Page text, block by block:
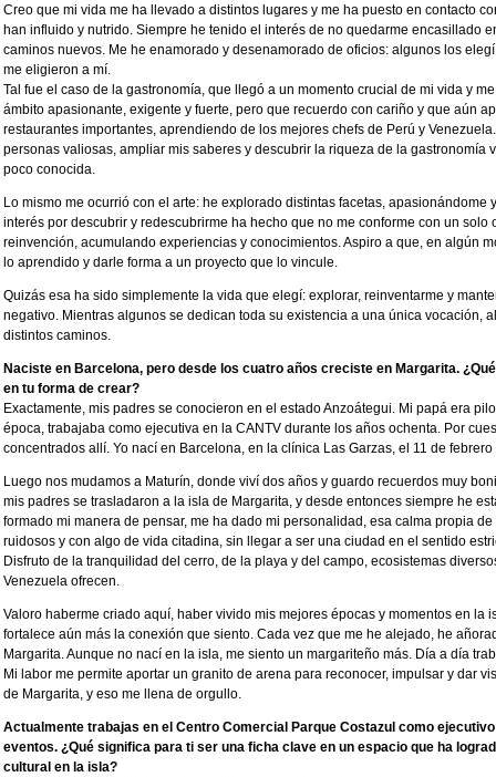
Creo que mi vida me ha llevado a distintos lugares y me ha puesto en contacto
han influido y nutrido. Siempre he tenido el interés de no quedarme encasillado
caminos nuevos. Me he enamorado y desenamorado de oficios: algunos los
me eligieron a mí.
Tal fue el caso de la gastronomía, que llegó a un momento crucial de mi vida y
ámbito apasionante, exigente y fuerte, pero que recuerdo con cariño y que aún
restaurantes importantes, aprendiendo de los mejores chefs de Perú y
personas valiosas, ampliar mis saberes y descubrir la riqueza de la gastronomía
poco conocida.
Lo mismo me ocurrió con el arte: he explorado distintas facetas,
interés por descubrir y redescubrirme ha hecho que no me conforme con un solo
reinvención, acumulando experiencias y conocimientos. Aspiro a que, en algún
lo aprendido y darle forma a un proyecto que lo vincule.
Quizás esa ha sido simplemente la vida que elegí: explorar, reinventarme y
negativo. Mientras algunos se dedican toda su existencia a una única vocación,
distintos caminos.
Naciste en Barcelona, pero desde los cuatro años creciste en Margarita.
en tu forma de crear?
Exactamente, mis padres se conocieron en el estado Anzoátegui. Mi papá era
época, trabajaba como ejecutiva en la CANTV durante los años ochenta. Por
concentrados allí. Yo nací en Barcelona, en la clínica Las Garzas, el 11 de
Luego nos mudamos a Maturín, donde viví dos años y guardo recuerdos muy
mis padres se trasladaron a la isla de Margarita, y desde entonces siempre he
formado mi manera de pensar, me ha dado mi personalidad, esa calma propia
ruidosos y con algo de vida citadina, sin llegar a ser una ciudad en el sentido
Disfruto de la tranquilidad del cerro, de la playa y del campo, ecosistemas
Venezuela ofrecen.
Valoro haberme criado aquí, haber vivido mis mejores épocas y momentos en la
fortalece aún más la conexión que siento. Cada vez que me he alejado, he
Margarita. Aunque no nací en la isla, me siento un margariteño más. Día a día
Mi labor me permite aportar un granito de arena para reconocer, impulsar y dar
de Margarita, y eso me llena de orgullo.
Actualmente trabajas en el Centro Comercial Parque Costazul como
eventos. ¿Qué significa para ti ser una ficha clave en un espacio que ha
cultural en la isla?